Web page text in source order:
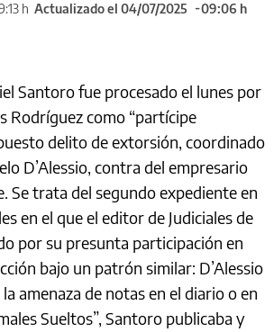
h Actualizado el 04/07/2025
09:06 h
Santoro fue procesado el lunes por
Rodríguez como “partícipe
delito de extorsión, coordinado
D’Alessio, contra del empresario
Se trata del segundo expediente en
en el que el editor de Judiciales de
por su presunta participación en
bajo un patrón similar: D’Alessio
amenaza de notas en el diario o en
Sueltos”, Santoro publicaba y